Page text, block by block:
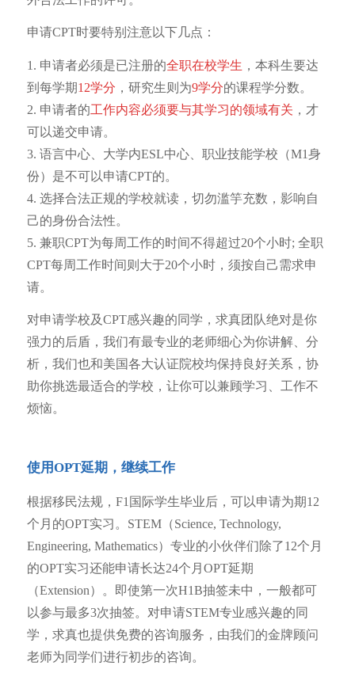
申请CPT时要特别注意以下几点：
1. 申请者必须是已注册的全职在校学生 ，本科生要达
到每学期12学分 ，研究生则为9学分的课程学分数。
2. 申请者的工作内容必须要与其学习的领域有关 ，才
可以递交申请。
3. 语言中心、大学内ESL中心、职业技能学校（M1身
份）是不可以申请CPT的。
4. 选择合法正规的学校就读，切勿滥竽充数，影响自
己的身份合法性。
5. 兼职CPT为每周工作的时间不得超过20个小时; 全职
CPT每周工作时间则大于20个小时，须按自己需求申
请。
对申请学校及CPT感兴趣的同学，求真团队绝对是你
强力的后盾，我们有最专业的老师细心为你讲解、分
析，我们也和美国各大认证院校均保持良好关系，协
助你挑选最适合的学校，让你可以兼顾学习、工作不
烦恼。
使用OPT延期，继续工作
根据移民法规，F1国际学生毕业后，可以申请为期12
个月的OPT实习。STEM（Science, Technology,
Engineering, Mathematics）专业的小伙伴们除了12个月
的OPT实习还能申请长达24个月OPT延期
（Extension）。即使第一次H1B抽签未中，一般都可
以参与最多3次抽签。对申请STEM专业感兴趣的同
学，求真也提供免费的咨询服务，由我们的金牌顾问
老师为同学们进行初步的咨询。